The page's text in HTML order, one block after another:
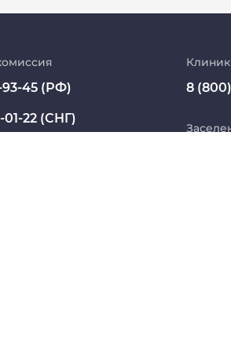
МедКласс
МАСЦ СибГМУ
Научно-медицинская
45 (РФ)
01-22 (СНГ)
8